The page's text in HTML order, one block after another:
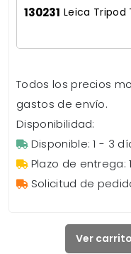
130231 Leica Tripod
Todos los precios
gastos de envío.
Disponibilidad:
Disponible: 1 - 3
Plazo de entrega:
Solicitud de
Ver carrito